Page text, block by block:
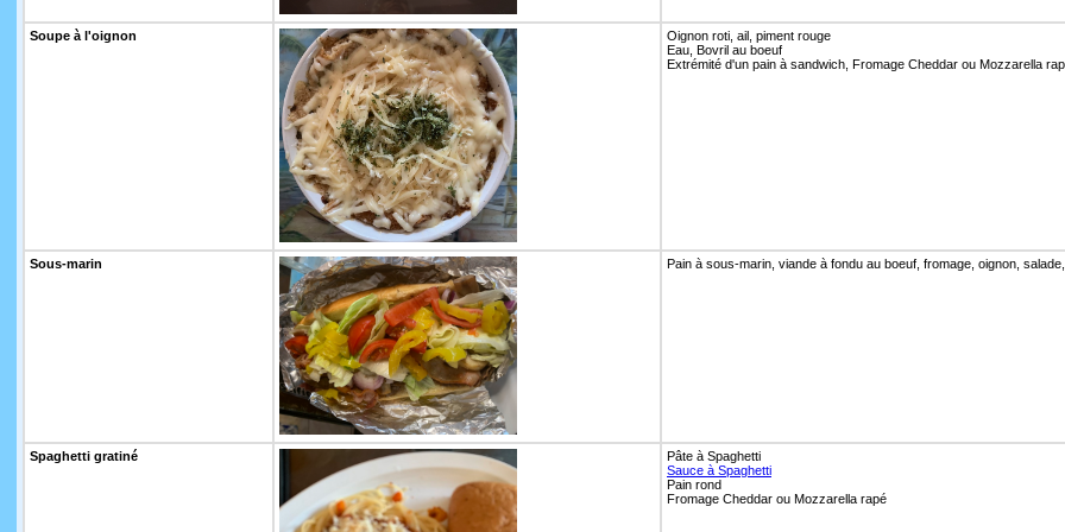
Soupe à l'oignon
Oignon roti, ail, piment rouge
Eau, Bovril au boeuf
Extrémité d'un pain à sandwich, Fromage Cheddar ou Mozzarella
Sous-marin Pain à sous-marin, viande à fondu au boeuf, fromage, oignon,
Spaghetti gratiné
Pâte à Spaghetti
Sauce à Spaghetti
Pain rond
Fromage Cheddar ou Mozzarella rapé